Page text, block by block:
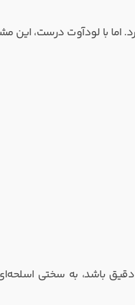
اما با لودآوت درست، این
باشد، به سختی